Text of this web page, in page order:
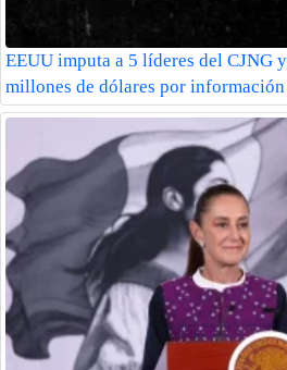
EEUU imputa a 5 líderes del CJNG
millones de dólares por información